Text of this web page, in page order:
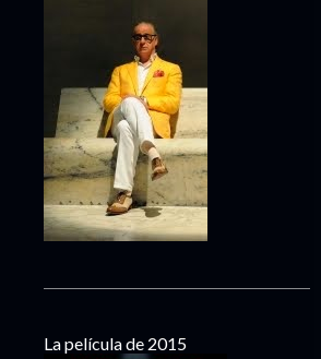
La película de 2015